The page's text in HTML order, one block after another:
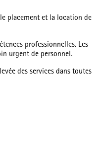
placement et la location de
professionnelles. Les
urgent de personnel.
des services dans toutes